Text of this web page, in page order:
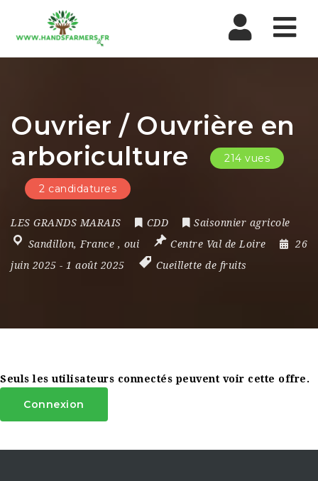
Ouvrier / Ouvrière en
arboriculture
214 vues
2 candidatures
LES GRANDS MARAIS CDD
Saisonnier agricole
Sandillon, France , oui Centre Val de Loire
26
juin 2025 - 1 août 2025 Cueillette de fruits
Seuls les utilisateurs connectés peuvent voir cette offre.
Connexion